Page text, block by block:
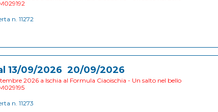
n. 11272
13/09/2026 20/09/2026
2026 a Ischia al Formula Ciaoischia - Un salto nel bello
n. 11273